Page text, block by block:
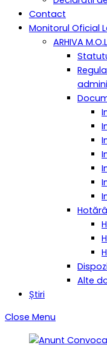
Contact
Monitorul Oficial
ARHIVA
Alte
Știri
Close Menu